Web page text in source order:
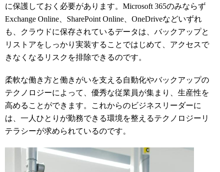
に保護しておく必要があります。 Microsoft 365のみならず
Exchange Online、SharePoint Online、OneDriveなどいずれ
も、クラウドに保存されているデータは、バックアップと
リストアをしっかり実装することではじめて
、アクセスで
きなくなるリスクを排除できるのです。
柔軟な働き方と働きがいを支える自動化やバックアップの
テクノロジーによって、優秀な従業員が集まり、生産性を
高めることができます。これからのビジネスリーダーに
は、 一人ひとりが勤務できる環境を整えるテクノロジーリ
テラシーが求められているのです。